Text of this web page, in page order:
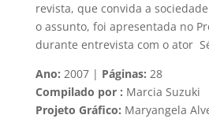
revista, que convida a
o assunto, foi apresentada no
durante entrevista com o ator
Ano: 2007 | Páginas: 28
Compilado por : Marcia Suzuki
Projeto Gráfico: Maryangela